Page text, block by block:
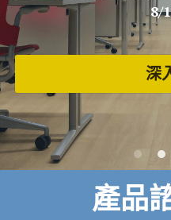
客戶服務
正航願景
工作機會
股東專區
ESG永續經營
搜索
8/
深
產品
IPO
打卡
醫療